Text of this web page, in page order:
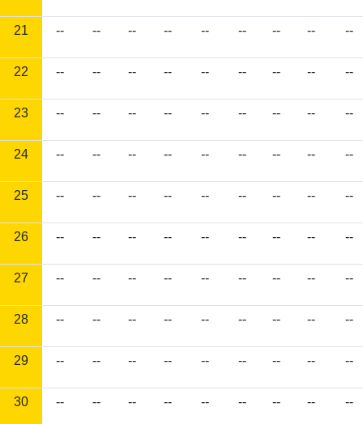
21 -- -- -- -- -- -- -- -- --
22 -- -- -- -- -- -- -- -- --
23 -- -- -- -- -- -- -- -- --
24 -- -- -- -- -- -- -- -- --
25 -- -- -- -- -- -- -- -- --
26 -- -- -- -- -- -- -- -- --
27 -- -- -- -- -- -- -- -- --
28 -- -- -- -- -- -- -- -- --
29 -- -- -- -- -- -- -- -- --
30 -- -- -- -- -- -- -- -- --